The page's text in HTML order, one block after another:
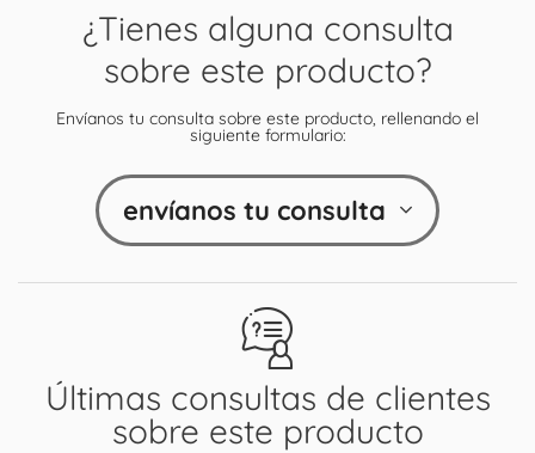
Últimas consultas de clientes
sobre este producto
¿Tienes alguna consulta
sobre este producto?
Envíanos tu consulta sobre este producto, rellenando el
siguiente formulario:
envíanos tu consulta